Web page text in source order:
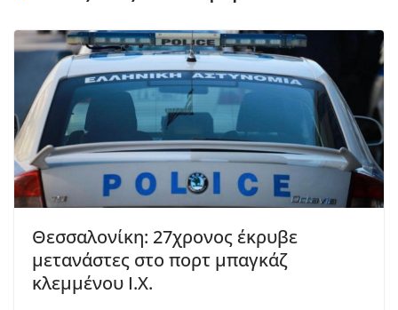
Θεσσαλονίκη: 27χρονος έκρυβε
μετανάστες στο πορτ μπαγκάζ
κλεμμένου Ι.Χ.